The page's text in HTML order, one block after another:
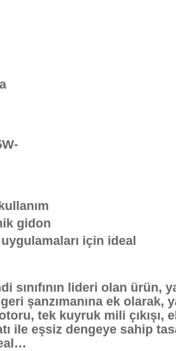
gidon
için ideal
sınıfının lideri olan ürün,
geri şanzımanına ek
tek kuyruk mili çıkışı,
ile eşsiz dengeye sahip